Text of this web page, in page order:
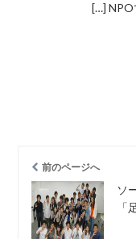
[…]
前のページへ
ソ
「